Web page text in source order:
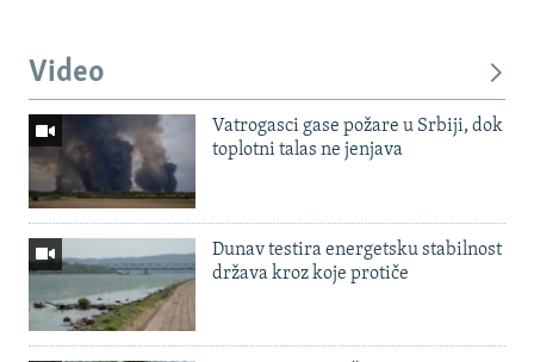
Video
Vatrogasci gase požare u Srbiji, dok
toplotni talas ne jenjava
Dunav testira energetsku stabilnost
država kroz koje protiče